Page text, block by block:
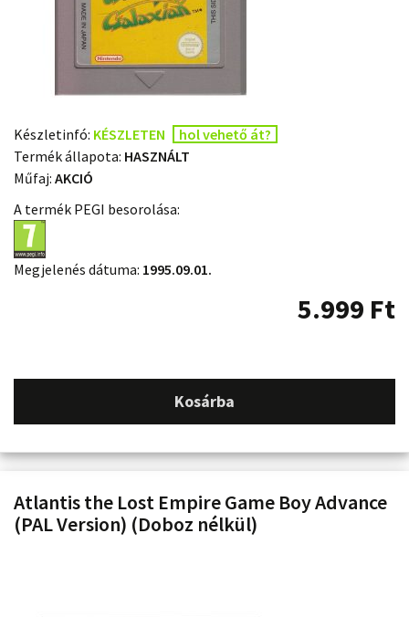
Készletinfó: KÉSZLETEN
hol vehető át?
Termék állapota: HASZNÁLT
Műfaj: AKCIÓ
A termék PEGI besorolása:
Megjelenés dátuma: 1995.09.01.
5.999 Ft
Kosárba
Atlantis the Lost Empire Game Boy Advance
(PAL Version) (Doboz nélkül)